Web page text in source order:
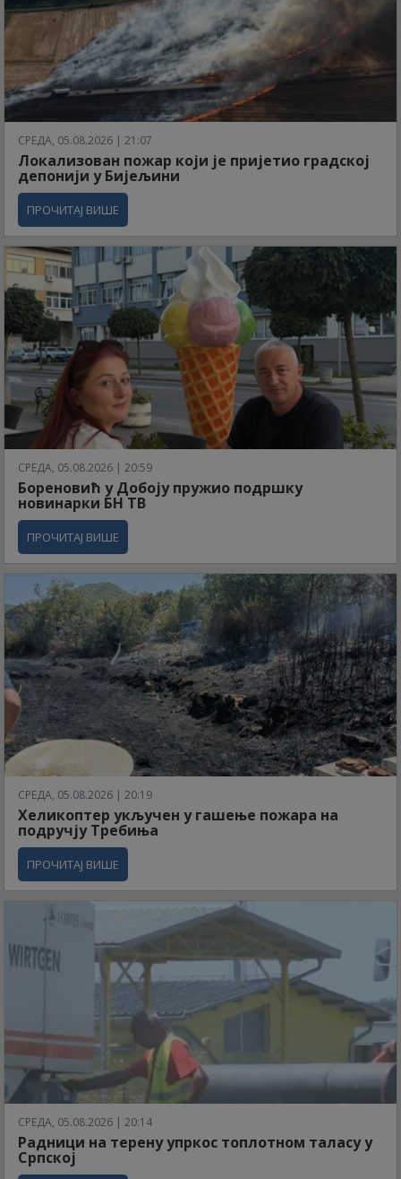
СРЕДА, 05.08.2026 | 21:07
Локализован пожар који је пријетио градској
депонији у Бијељини
ПРОЧИТАЈ ВИШЕ
СРЕДА, 05.08.2026 | 20:59
Бореновић у Добоју пружио подршку
новинарки БН ТВ
ПРОЧИТАЈ ВИШЕ
СРЕДА, 05.08.2026 | 20:19
Хеликоптер укључен у гашење пожара на
подручју Требиња
ПРОЧИТАЈ ВИШЕ
СРЕДА, 05.08.2026 | 20:14
Радници на терену упркос топлотном таласу у
Српској